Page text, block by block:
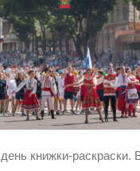
книжки-раскраски.
будете в шоке от